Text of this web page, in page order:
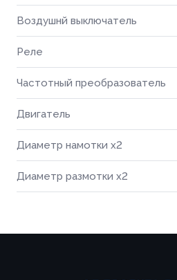
Воздушнй выключатель
Реле
Частотный преобразователь
Двигатель
Диаметр намотки х2
Диаметр размотки х2